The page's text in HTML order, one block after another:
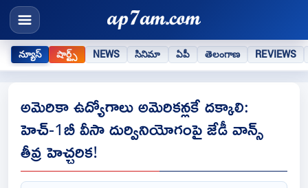
న్యూస్ షార్ట్స్ NEWS సినిమా ఏపీ తెలంగాణ REVIEWS
అమెరికా ఉద్యోగాలు అమెరికన్లకే దక్కాలి:
హెచ్-1బీ వీసా దుర్వినియోగంపై జేడీ వాన్స్
తీవ్ర హెచ్చరిక!